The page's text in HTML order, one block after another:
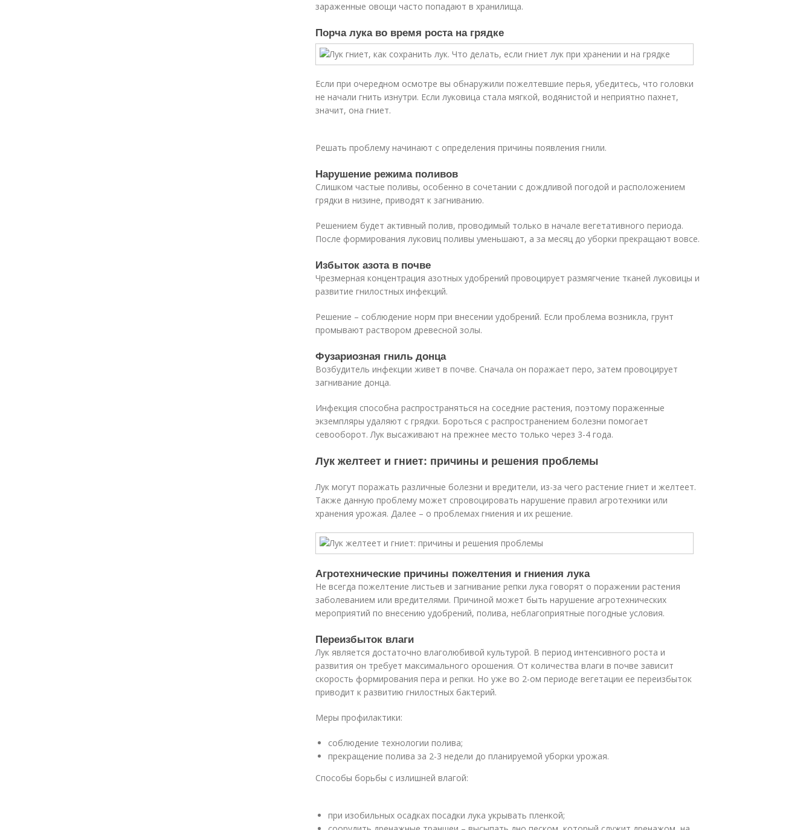
зараженные овощи часто попадают в хранилища.
Порча лука во время роста на грядке
Если при очередном осмотре вы обнаружили пожелтевшие перья, убедитесь, что головки
не начали гнить изнутри. Если луковица стала мягкой, водянистой и неприятно пахнет,
значит, она гниет.
Решать проблему начинают с определения причины появления гнили.
Нарушение режима поливов
Слишком частые поливы, особенно в сочетании с дождливой погодой и расположением
грядки в низине, приводят к загниванию.
Решением будет активный полив, проводимый только в начале вегетативного периода.
После формирования луковиц поливы уменьшают, а за месяц до уборки прекращают вовсе.
Избыток азота в почве
Чрезмерная концентрация азотных удобрений провоцирует размягчение тканей луковицы и
развитие гнилостных инфекций.
Решение – соблюдение норм при внесении удобрений. Если проблема возникла, грунт
промывают раствором древесной золы.
Фузариозная гниль донца
Возбудитель инфекции живет в почве. Сначала он поражает перо, затем провоцирует
загнивание донца.
Инфекция способна распространяться на соседние растения, поэтому пораженные
экземпляры удаляют с грядки. Бороться с распространением болезни помогает
севооборот. Лук высаживают на прежнее место только через 3-4 года.
Лук желтеет и гниет: причины и решения проблемы
Лук могут поражать различные болезни и вредители, из-за чего растение гниет и желтеет.
Также данную проблему может спровоцировать нарушение правил агротехники или
хранения урожая. Далее – о проблемах гниения и их решение.
Агротехнические причины пожелтения и гниения лука
Не всегда пожелтение листьев и загнивание репки лука говорят о поражении растения
заболеванием или вредителями. Причиной может быть нарушение агротехнических
мероприятий по внесению удобрений, полива, неблагоприятные погодные условия.
Переизбыток влаги
Лук является достаточно влаголюбивой культурой. В период интенсивного роста и
развития он требует максимального орошения. От количества влаги в почве зависит
скорость формирования пера и репки. Но уже во 2-ом периоде вегетации ее переизбыток
приводит к развитию гнилостных бактерий.
Меры профилактики:
соблюдение технологии полива;
прекращение полива за 2-3 недели до планируемой уборки урожая.
Способы борьбы с излишней влагой:
при изобильных осадках посадки лука укрывать пленкой;